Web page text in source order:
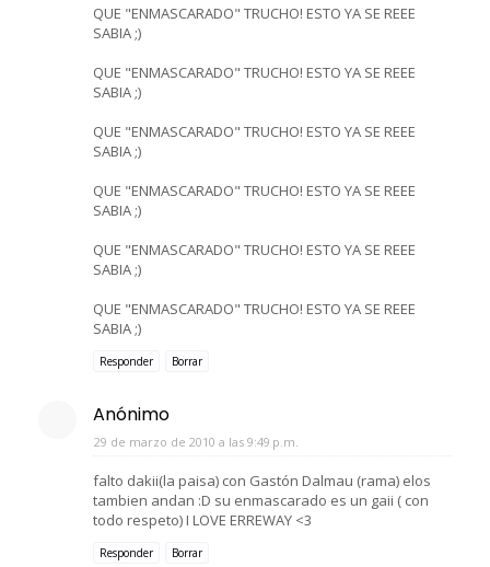
QUE "ENMASCARADO" TRUCHO! ESTO YA SE REEE
SABIA ;)
QUE "ENMASCARADO" TRUCHO! ESTO YA SE REEE
SABIA ;)
QUE "ENMASCARADO" TRUCHO! ESTO YA SE REEE
SABIA ;)
QUE "ENMASCARADO" TRUCHO! ESTO YA SE REEE
SABIA ;)
QUE "ENMASCARADO" TRUCHO! ESTO YA SE REEE
SABIA ;)
QUE "ENMASCARADO" TRUCHO! ESTO YA SE REEE
SABIA ;)
Responder Borrar
Anónimo
29 de marzo de 2010 a las 9:49 p.m.
falto dakii(la paisa) con Gastón Dalmau (rama) elos
tambien andan :D su enmascarado es un gaii ( con
todo respeto) I LOVE ERREWAY <3
Responder Borrar